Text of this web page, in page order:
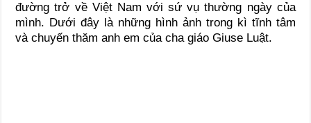
đường trở về Việt Nam với sứ vụ thường ngày của
mình. Dưới đây là những hình ảnh trong kì tĩnh tâm
và chuyến thăm anh em của cha giáo Giuse Luật.